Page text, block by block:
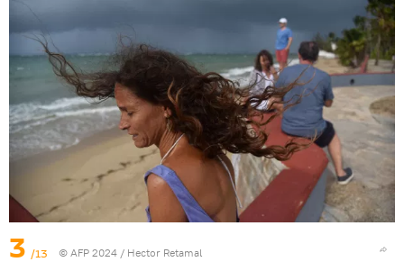
3 /13 © AFP 2024 / Hector Retamal